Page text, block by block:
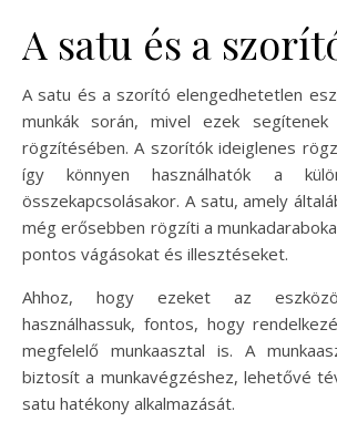
A satu és a
A satu és a szorító elengedhetetlen
munkák során, mivel ezek
rögzítésében. A szorítók ideiglenes
így könnyen használhatók a
összekapcsolásakor. A satu, amely
még erősebben rögzíti a
pontos vágásokat és illesztéseket.
Ahhoz, hogy ezeket az
használhassuk, fontos, hogy
megfelelő munkaasztal is. A
biztosít a munkavégzéshez, lehetővé
satu hatékony alkalmazását.